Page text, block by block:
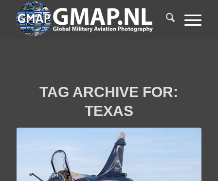
TAG ARCHIVE FOR:
TEXAS